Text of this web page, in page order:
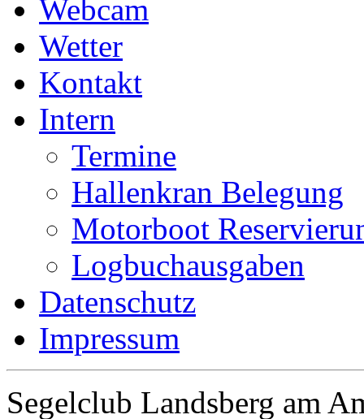
Webcam
Wetter
Kontakt
Intern
Termine
Hallenkran Belegung
Motorboot
Logbuchausgaben
Datenschutz
Impressum
Segelclub Landsberg am